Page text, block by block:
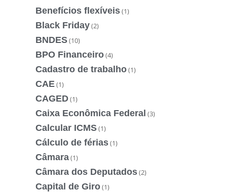
Benefícios flexíveis(1)
Black Friday(2)
BNDES(10)
BPO Financeiro(4)
Cadastro de trabalho(1)
CAE(1)
CAGED(1)
Caixa Econômica Federal (3)
Calcular ICMS(1)
Cálculo de férias(1)
Câmara(1)
Câmara dos Deputados(2)
Capital de Giro(1)